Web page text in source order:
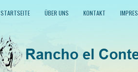
STARTSEITE ÜBER UNS KONTAKT